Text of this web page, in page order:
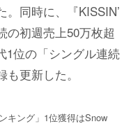
同時に、『KISSIN’
の初週売上50万枚超
1位の「シングル連続
更新した。
キング」1位獲得はSnow